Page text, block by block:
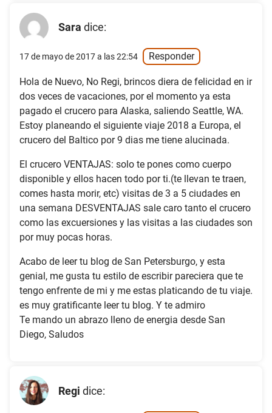
Sara dice:
17 de mayo de 2017 a las 22:54 Responder
Hola de Nuevo, No Regi, brincos diera de felicidad en ir
dos veces de vacaciones, por el momento ya esta
pagado el crucero para Alaska, saliendo Seattle, WA.
Estoy planeando el siguiente viaje 2018 a Europa, el
crucero del Baltico por 9 dias me tiene alucinada.
El crucero VENTAJAS: solo te pones como cuerpo
disponible y ellos hacen todo por ti.(te llevan te traen,
comes hasta morir, etc) visitas de 3 a 5 ciudades en
una semana DESVENTAJAS sale caro tanto el crucero
como las excuersiones y las visitas a las ciudades son
por muy pocas horas.
Acabo de leer tu blog de San Petersburgo, y esta
genial, me gusta tu estilo de escribir pareciera que te
tengo enfrente de mi y me estas platicando de tu viaje.
es muy gratificante leer tu blog. Y te admiro
Te mando un abrazo lleno de energia desde San
Diego, Saludos
Regi dice: